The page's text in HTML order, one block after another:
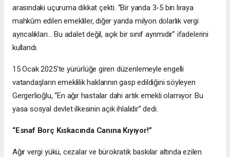
arasındaki uçuruma dikkat çekti. “Bir yanda 3-5 bin liraya
mahkûm edilen emekliler, diğer yanda milyon dolarlık vergi
ayrıcalıkları… Bu adalet değil, açık bir sınıf ayrımıdır” ifadelerini
kullandı.
15 Ocak 2025’te yürürlüğe giren düzenlemeyle engelli
vatandaşların emeklilik haklarının gasp edildiğini söyleyen
Gergerlioğlu, “En ağır hastalar dahi artık emekli olamıyor. Bu
yasa sosyal devlet ilkesinin açık ihlalidir” dedi.
“Esnaf Borç Kıskacında Canına Kıyıyor!”
Ağır vergi yükü, cezalar ve bürokratik baskılar altında ezilen